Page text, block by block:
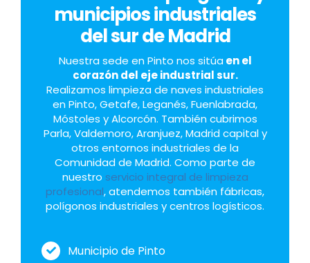
municipios industriales
del sur de Madrid
Nuestra sede en Pinto nos sitúa en el
corazón del eje industrial sur.
Realizamos limpieza de naves industriales
en Pinto, Getafe, Leganés, Fuenlabrada,
Móstoles y Alcorcón. También cubrimos
Parla, Valdemoro, Aranjuez, Madrid capital y
otros entornos industriales de la
Comunidad de Madrid. Como parte de
nuestro servicio integral de limpieza
profesional, atendemos también fábricas,
polígonos industriales y centros logísticos.
Municipio de Pinto